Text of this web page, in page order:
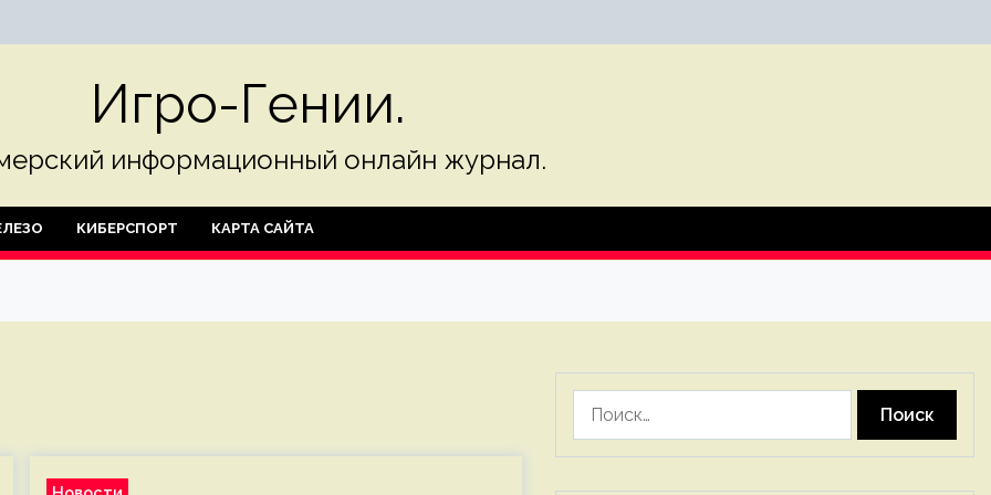
Игро-Гении.
информационный онлайн журнал.
КИБЕРСПОРТ КАРТА САЙТА